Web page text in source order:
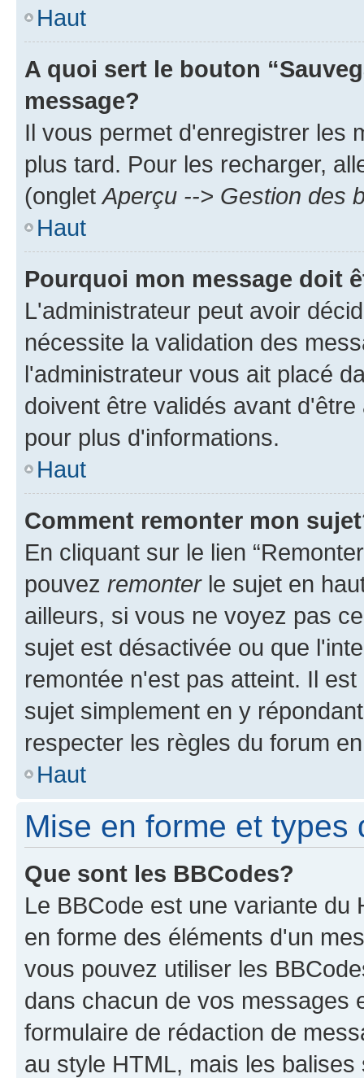
Haut
A quoi sert le bouton
message?
Il vous permet d'enregistrer les
plus tard. Pour les recharger,
(ongletAperçu --> Gestion des
Haut
Pourquoi mon message doit
L'administrateur peut avoir
nécessite la validation des
l'administrateur vous ait placé
doivent être validés avant
pour plus d'informations.
Haut
Comment remonter mon
En cliquant sur le lien
pouvez remonterle sujet en
ailleurs, si vous ne voyez pas
sujet est désactivée ou que
remontée n'est pas atteint. Il
sujet simplement en y
respecter les règles du forum
Haut
Mise en forme et types
Que sont les BBCodes?
Le BBCode est une variante du
en forme des éléments d'un
vous pouvez utiliser les
dans chacun de vos messages
formulaire de rédaction de
au style HTML, mais les